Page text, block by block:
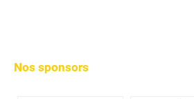
Nos sponsors